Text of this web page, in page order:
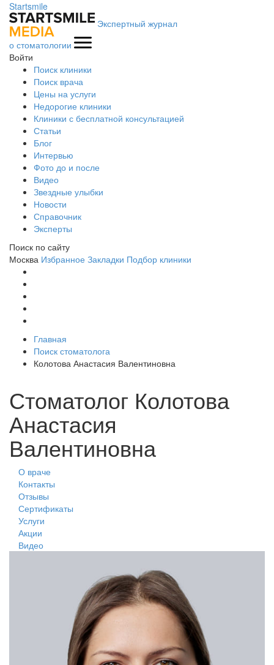
Startsmile
Экспертный журнал
о стоматологии
Войти
Поиск клиники
Поиск врача
Цены на услуги
Недорогие клиники
Клиники с бесплатной консультацией
Статьи
Блог
Интервью
Фото до и после
Видео
Звездные улыбки
Новости
Справочник
Эксперты
Поиск по сайту
Москва Избранное Закладки Подбор клиники
Главная
Поиск стоматолога
Колотова Анастасия Валентиновна
Стоматолог Колотова
Анастасия
Валентиновна
О враче
Контакты
Отзывы
Сертификаты
Услуги
Акции
Видео